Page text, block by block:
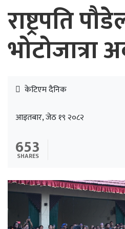
राष्ट्रपति
भोटोजात्रा
केटिएम दैनिक
आइतबार, जेठ १९ २०८२
653
SHARES